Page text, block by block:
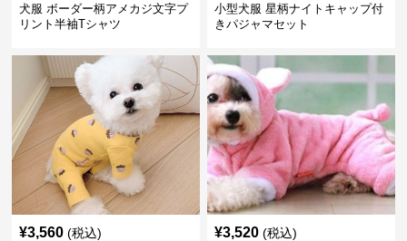
犬服 ボーダー柄アメカジ文字プ
リント半袖Tシャツ
小型犬服 星柄ナイトキャップ付
きパジャマセット
¥3,560 (税込) ¥3,520 (税込)